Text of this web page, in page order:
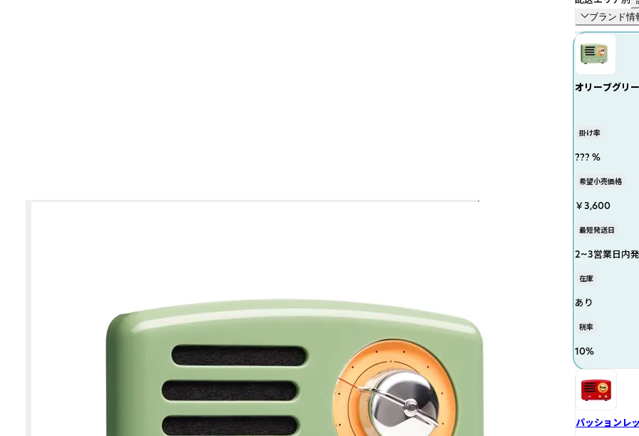
ブランド情
オリーブグリ
掛け率
??? %
希望小売価格
￥3,600
最短発送日
2~3営業日内
在庫
あり
税率
10%
パッションレ